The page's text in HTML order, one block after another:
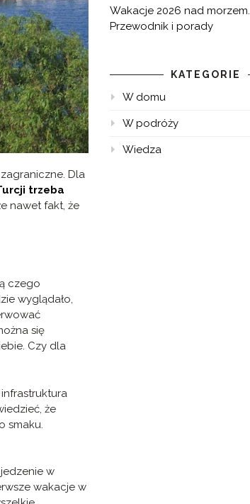
Dla
trzeba
nawet fakt, że
czego
wyglądało,
się
Czy dla
że
smaku.
w
wakacje w
Wakacje 2026 nad morzem.
Przewodnik i porady
KATEGORIE
W domu
W podróży
Wiedza